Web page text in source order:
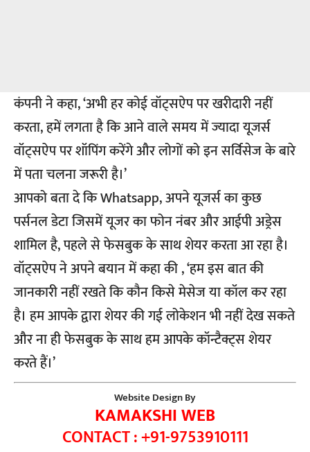
कंपनी ने कहा, ‘अभी हर कोई वॉट्सऐप पर खरीदारी नहीं
करता, हमें लगता है कि आने वाले समय में ज्यादा यूजर्स
वॉट्सऐप पर शॉपिंग करेंगे और लोगों को इन सर्विसेज के बारे
में पता चलना जरूरी है।’
आपको बता दे कि Whatsapp, अपने यूजर्स का कुछ
पर्सनल डेटा जिसमें यूजर का फोन नंबर और आईपी अड्रेस
शामिल है, पहले से फेसबुक के साथ शेयर करता आ रहा है।
वॉट्सऐप ने अपने बयान में कहा की , ‘हम इस बात की
जानकारी नहीं रखते कि कौन किसे मेसेज या कॉल कर रहा
है। हम आपके द्वारा शेयर की गई लोकेशन भी नहीं देख सकते
और ना ही फेसबुक के साथ हम आपके कॉन्टैक्ट्स शेयर
करते हैं।’
Website Design By
KAMAKSHI WEB
CONTACT : +91-9753910111